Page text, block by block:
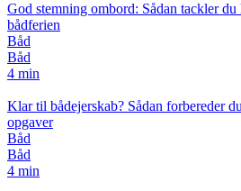
God stemning ombord: Sådan tackler
bådferien
Båd
Båd
4 min
Klar til bådejerskab? Sådan forbereder
opgaver
Båd
Båd
4 min